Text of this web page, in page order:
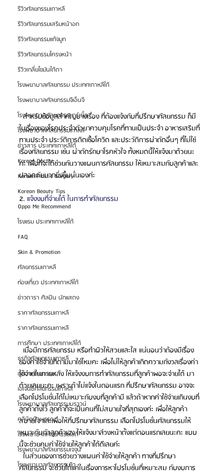
รีวิวศัลยกรรมเกาหลี
รีวิวศัลยกรรมเสริมหน้าอก
รีวิวศัลยกรรมแก้จมูก
รีวิวศัลยกรรมโครงหน้า
รีวิวเกลี่ยไขมันใต้ตา
โรงพยาบาลศัลยกรรม ประเทศเกาหลีใต้
โรงพยาบาลศัลยกรรมจีเอ็นจี
โรงพยาบาลศัลยกรรมมาร์เบิ้ล
โรงพยาบาลศัลยกรรมเกาหลี
ข่าวสาร ประเทศเกาหลีใต้
Korean Doctor
Korean Plastic Surgery
Korean Beauty Tips
Oppa Me Recommend
โรงแรม ประเทศเกาหลีใต้
FAQ
Skin & Promotion
ศัลยกรรมเกาหลี
ท่องเที่ยว ประเทศเกาหลีใต้
ข่าวดารา ศิลปิน นักแสดง
ราคาศัลยกรรมเกาหลี
ราคาศัลยกรรมเกาหลี
การศึกษา ประเทศเกาหลีใต้
ธุรกิจศัลยกรรมเกาหลี
ดูดวงศัลยกรรม
เอเจนซี่ศัลยกรรมเกาหลี
โรงพยาบาลศัลยกรรมบราวน์
คลินิกผิวพรรณ
โรงพยาบาลศัลยกรรมไอดี
โรงพยาบาลศัลยกรรมเจจุน
โรงพยาบาลศัลยกรรมวิว
  สำหรับข้อมูลสำคัญบางเรื่อง ที่ต้องแจ้งกับที่ปรึกษาศัลยกรรม ก็มี
ในเรื่องของโรคประจำตัวยาควบคุมโรคที่ทานเป็นประจำ อาหารเสริมที่
ทานประจำ ประวัติการติดเชื้อโควิด และประวัติการผ่าตัดอื่นๆ ที่ไม่ใช่
เรื่องศัลยกรรม เช่น ผ่าตัดรักษาโรคหัวใจ ทั้งหมดนี้ให้แจ้งมาด้วยนะ
คะ เพื่อที่จะได้ช่วยกันวางแผนการศัลยกรรม ให้เหมาะสมกับลูกค้าและ
ปลอดภัยมากยิ่งขึ้นนั่นเองค่ะ
2. แจ้งงบที่จ่ายได้ ในการทำศัลยกรรม
ของค่าใช้จ่ายที่ตามมาใช่ไหมคะ เพื่อไม่ให้ลูกค้าเกิดความกังวลเรื่องค่า
ใช้จ่ายในภายหลัง ให้แจ้งงบการทำศัลยกรรมที่ลูกค้าพอจะจ่ายได้ มา
ด้วยเลยนะคะ เพราะถ้าไม่แจ้งในตอนแรก ที่ปรึกษาศัลยกรรม อาจจะ
เลือกโปรโมชั่นได้ไม่เหมาะกับงบที่ลูกค้ามี แล้วถ้าหากค่าใช้จ่ายเกินงบที่
ลูกค้าตั้งไว้ ลูกค้าก็จะเป็นคนที่ไม่สบายใจที่สุดเองค่ะ เพื่อให้ลูกค้า
สบายใจ และเพื่อให้ที่ปรึกษาศัลยกรรม เลือกโปรโมชั่นศัลยกรรมให้
เหมาะกับตัวลูกค้าเอง ให้แจ้งมาล่วงหน้าตั้งแต่ตอนแรกเลยนะคะ แบบ
นี้จะช่วยคุมค่าใช้จ่ายให้ลูกค้าได้ดีเลยค่ะ
  ในส่วนของการช่วยวางแผนค่าใช้จ่ายให้ลูกค้า ทางที่ปรึกษา
ศัลยกรรม จะช่วยได้แค่ในเรื่องการหาโปรโมชั่นที่เหมาะสม กับงบการ